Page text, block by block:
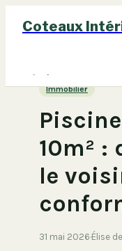
Coteaux
Bricolage
Immobilier
10m² :
le
31 mai 2026·Élise